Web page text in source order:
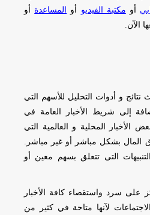
أو مكتبة الفيديو أو المساعدة أو
الآن.
نتائج و أدوات التحليل للأسهم التي
إلى شريط الأخبار العامة في
الأخبار المحلية و العالمية التي
المال بشكل مباشر أو غير مباشر.
التى تتعلق بسهم معين أو
على سرد واستقصاء كافة الأخبار
لآنها متاحة في كثير من